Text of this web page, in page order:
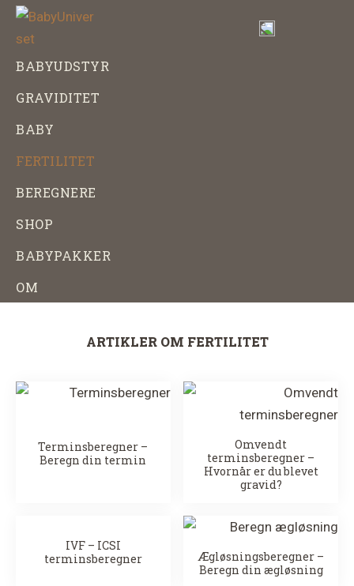
Skip
direkte
BabyUniverset
Alt
baby,
graviditet
babyudstyr
BABYUDSTYR
GRAVIDITET
BABY
FERTILITET
BEREGNERE
SHOP
BABYPAKKER
OM
ARTIKLER OM FERTILITET
Terminsberegner –
Beregn din termin
Omvendt
terminsberegner –
Hvornår er du blevet
gravid?
IVF – ICSI
terminsberegner
Ægløsningsberegner –
Beregn din ægløsning